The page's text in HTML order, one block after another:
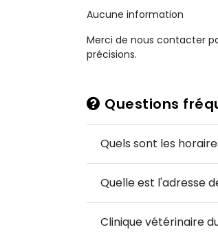
Aucune information
Merci de nous contacter
précisions.
Questions
Quels sont les
Quelle est l'adresse
Clinique vétérinaire